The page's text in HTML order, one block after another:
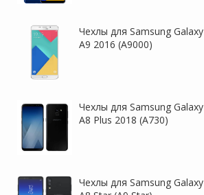
Чехлы для Samsung Galaxy
A9 2016 (A9000)
Чехлы для Samsung Galaxy
A8 Plus 2018 (A730)
Чехлы для Samsung Galaxy